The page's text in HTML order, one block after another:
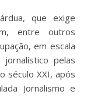
entre outros
em escala
pelas
século XXI, após
Jornalismo e